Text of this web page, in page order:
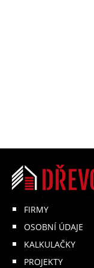
FIRMY
OSOBNÍ ÚDAJE
KALKULAČKY
PROJEKTY